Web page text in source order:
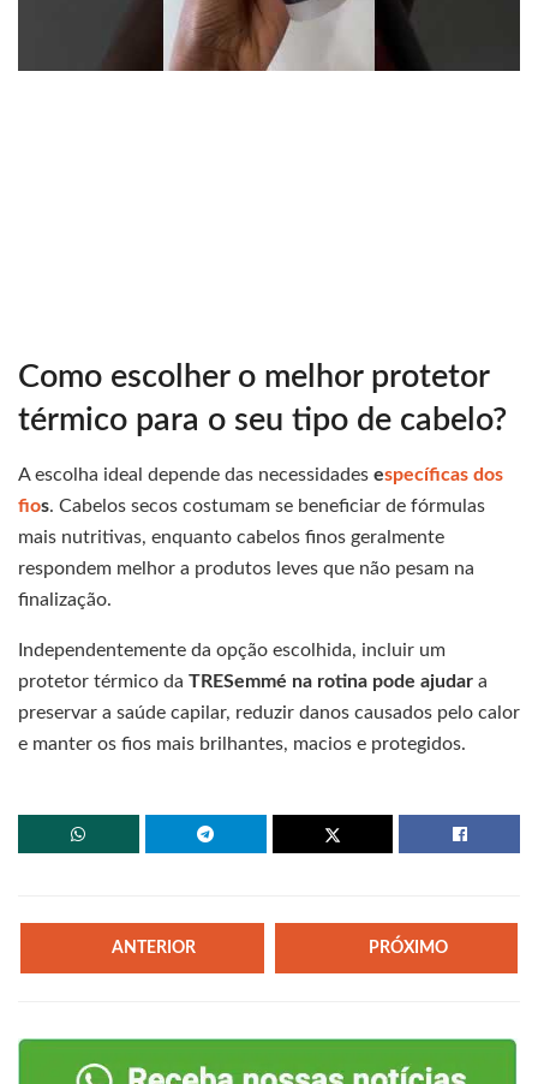
Como escolher o melhor protetor
térmico para o seu tipo de cabelo?
A escolha ideal depende das necessidades específicas dos
fios. Cabelos secos costumam se beneficiar de fórmulas
mais nutritivas, enquanto cabelos finos geralmente
respondem melhor a produtos leves que não pesam na
finalização.
Independentemente da opção escolhida, incluir um
protetor térmico da TRESemmé na rotina pode ajudar a
preservar a saúde capilar, reduzir danos causados pelo calor
e manter os fios mais brilhantes, macios e protegidos.
ANTERIOR PRÓXIMO